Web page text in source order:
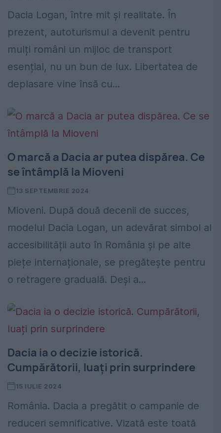
Dacia Logan, între mit și realitate. În
prezent, autoturismul a devenit pentru
mulți români un mijloc de transport
esențial, nu un bun de lux. Libertatea de
deplasare vine însă cu...
O marcă a Dacia ar putea dispărea. Ce
se întâmplă la Mioveni
13 SEPTEMBRIE 2024
Mioveni. După două decenii de succes,
modelul Dacia Logan, un adevărat simbol al
accesibilității auto în România și pe alte
piețe internaționale, se pregătește pentru
o retragere graduală. Deși a...
Dacia ia o decizie istorică.
Cumpărătorii, luați prin surprindere
15 IULIE 2024
România. Dacia a pregătit o campanie de
reduceri semnificative. Vizată este toată